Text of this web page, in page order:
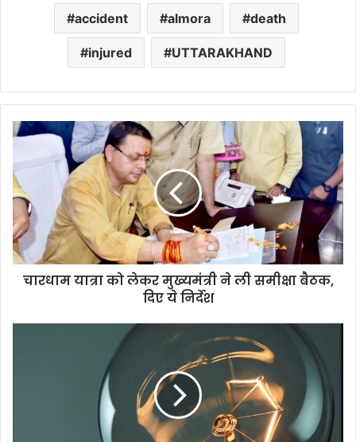
accident almora death
injured UTTARAKHAND
चारधाम
लेकर
मुख्यमंत्री
ने
ली
समीक्षा
बैठक,
दिएचारधाम यात्रा को लेकर मुख्यमंत्री ने ली समीक्षा बैठक,
दिए ये निर्देश